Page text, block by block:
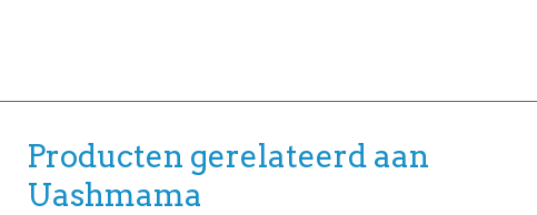
Producten gerelateerd aan
Uashmama